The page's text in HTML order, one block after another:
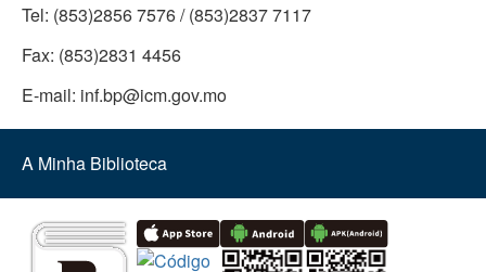
Tel: (853)2856 7576 / (853)2837 7117
Fax: (853)2831 4456
E-mail: inf.bp@icm.gov.mo
A Minha Biblioteca